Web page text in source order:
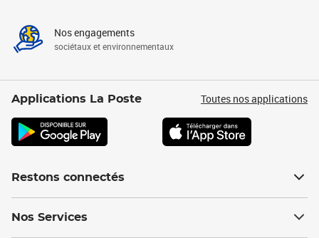
Nos engagements
sociétaux et environnementaux
Applications La Poste Toutes nos applications
Restons connectés
Nos Services